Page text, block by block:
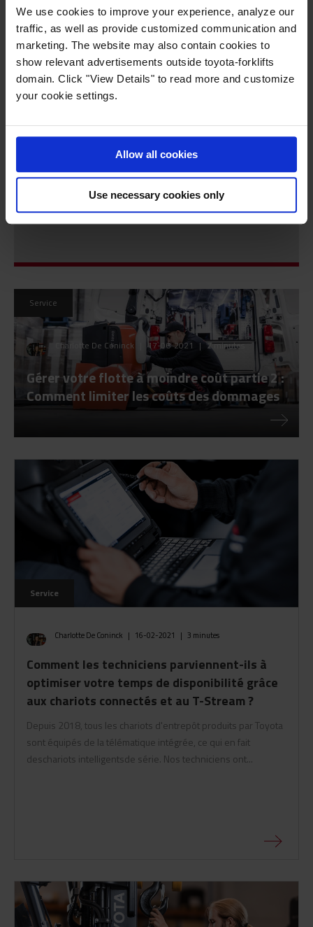
We use cookies to improve your experience, analyze our
traffic, as well as provide customized communication and
marketing. The website may also contain cookies to
show relevant advertisements outside toyota-forklifts
domain. Click "View Details" to read more and customize
your cookie settings.
Allow all cookies
Use necessary cookies only
Recevez les dernières mises à jour
du blog Toyota
Service
Charlotte De Coninck 17-06-2021 | 2 minutes
Gérer votre flotte à moindre coût partie 2 :
Comment limiter les coûts des dommages
Service
Charlotte De Coninck | 16-02-2021 | 3 minutes
Comment les techniciens parviennent-ils à
optimiser votre temps de disponibilité grâce
aux chariots connectés et au T-Stream ?
Depuis 2018, tous les chariots d'entrepôt produits par Toyota
sont équipés de la télématique intégrée, ce qui en fait
deschariots intelligentsde série. Nos techniciens ont...